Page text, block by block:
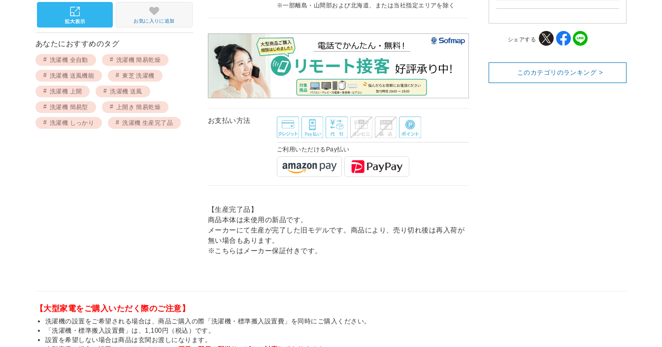
※一部離島・山間部および北海道、または当社指定エリアを除く
お支払い方法
ご利用いただけるPay払い
【生産完了品】
商品本体は未使用の新品です。
メーカーにて生産が完了した旧モデルです。商品により、売り切れ後は再入荷が
無い場合もあります。
※こちらはメーカー保証付きです。
お気に入りに追加
あなたにおすすめのタグ
洗濯機 全自動 洗濯機 簡易乾燥
洗濯機 送風機能 東芝 洗濯機
洗濯機 上開 洗濯機 送風
洗濯機 簡易型 上開き 簡易乾燥
洗濯機 しっかり 洗濯機 生産完了品
シェアする
このカテゴリのランキング >
【大型家電をご購入いただく際のご注意】
洗濯機の設置をご希望される場合は、商品ご購入の際「洗濯機・標準搬入設置費」を同時にご購入ください。
「洗濯機・標準搬入設置費」は、1,100円（税込）です。
設置を希望しない場合は商品は玄関お渡しになります。